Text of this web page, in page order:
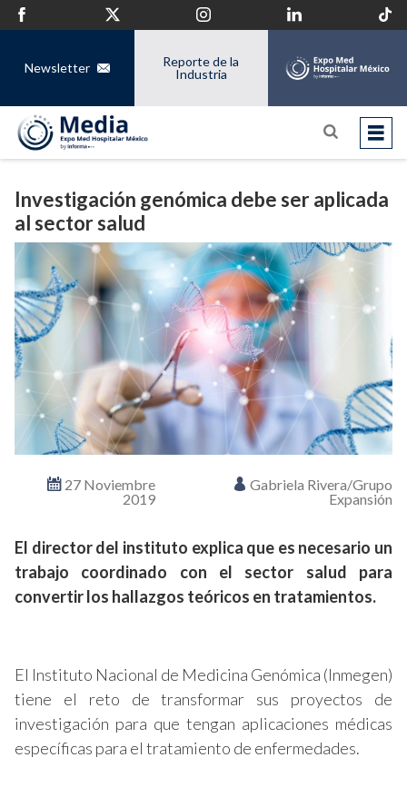
Newsletter
Reporte de la
Industria
Investigación genómica debe ser aplicada
al sector salud
27 Noviembre
2019
Gabriela Rivera/Grupo
Expansión
El director del instituto explica que es necesario un
trabajo coordinado con el sector salud para
convertir los hallazgos teóricos en tratamientos.
El Instituto Nacional de Medicina Genómica (Inmegen)
tiene el reto de transformar sus proyectos de
investigación para que tengan aplicaciones médicas
específicas para el tratamiento de enfermedades.